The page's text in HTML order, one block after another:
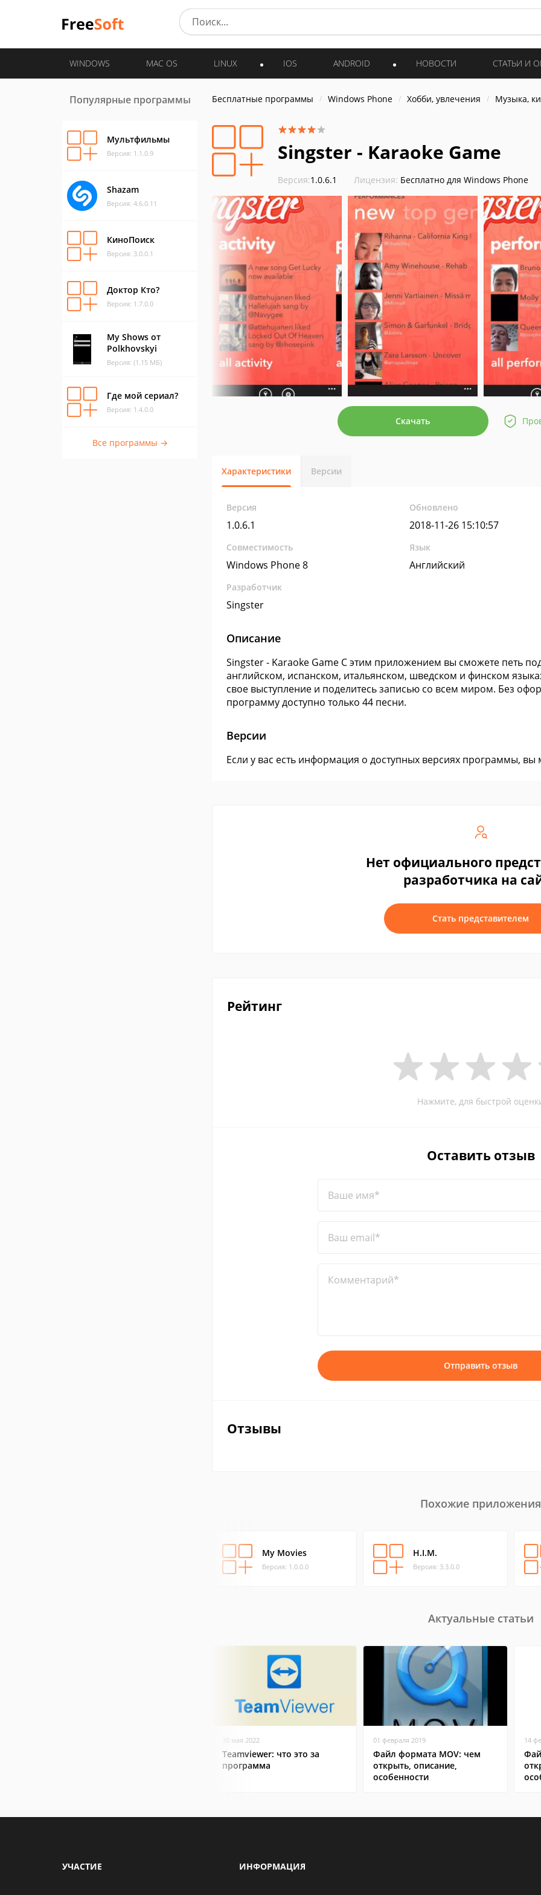
WINDOWS MAC OS LINUX IOS ANDROID НОВОСТИ СТАТЬИ И
Популярные программы
Мультфильмы
Версия: 1.1.0.9
Shazam
Версия: 4.6.0.11
КиноПоиск
Версия: 3.0.0.1
Доктор Кто?
Версия: 1.7.0.0
My Shows от
Polkhovskyi
Версия: (1.15 МБ)
Где мой сериал?
Версия: 1.4.0.0
Все программы →
Бесплатные программы Windows Phone Хобби, увлечения Музыка,
Singster - Karaoke Game
Версия:1.0.6.1 Лицензия: Бесплатно для Windows Phone
Скачать
Характеристики Версии
Версия
1.0.6.1
Обновлено
2018-11-26 15:10:57
Совместимость
Windows Phone 8
Язык
Английский
Разработчик
Singster
Описание
Singster - Karaoke Game С этим приложением вы сможете петь
английском, испанском, итальянском, шведском и финском
свое выступление и поделитесь записью со всем миром. Без
программу доступно только 44 песни.
Версии
Если у вас есть информация о доступных версиях программы,
Нет официального
разработчика на
Стать представителем
Рейтинг
Нажмите, для быстрой
Оставить отзыв
Ваше имя*
Ваш email*
Комментарий*
Отправить отзыв
Отзывы
Похожие приложения
My Movies
Версия: 1.0.0.0
H.I.M.
Версия: 3.3.0.0
Актуальные статьи
30 мая 2022
Teamviewer: что это за
программа
01 февраля 2019
Файл формата MOV: чем
открыть, описание,
особенности
14
УЧАСТИЕ ИНФОРМАЦИЯ